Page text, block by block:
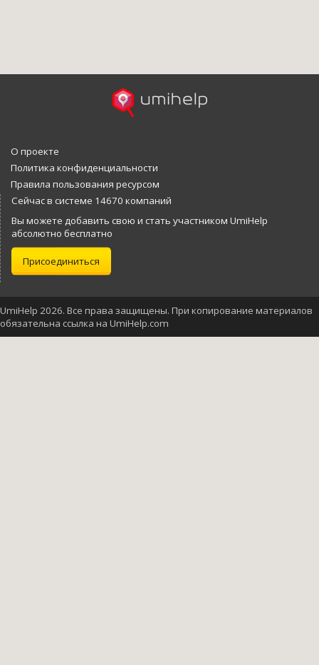
О проекте
Политика конфиденциальности
Правила пользования ресурсом
Сейчас в системе 14670 компаний
Вы можете добавить свою и стать участником UmiHelp
абсолютно бесплатно
Присоединиться
UmiHelp 2026. Все права защищены. При копирование материалов
обязательна ссылка на UmiHelp.com